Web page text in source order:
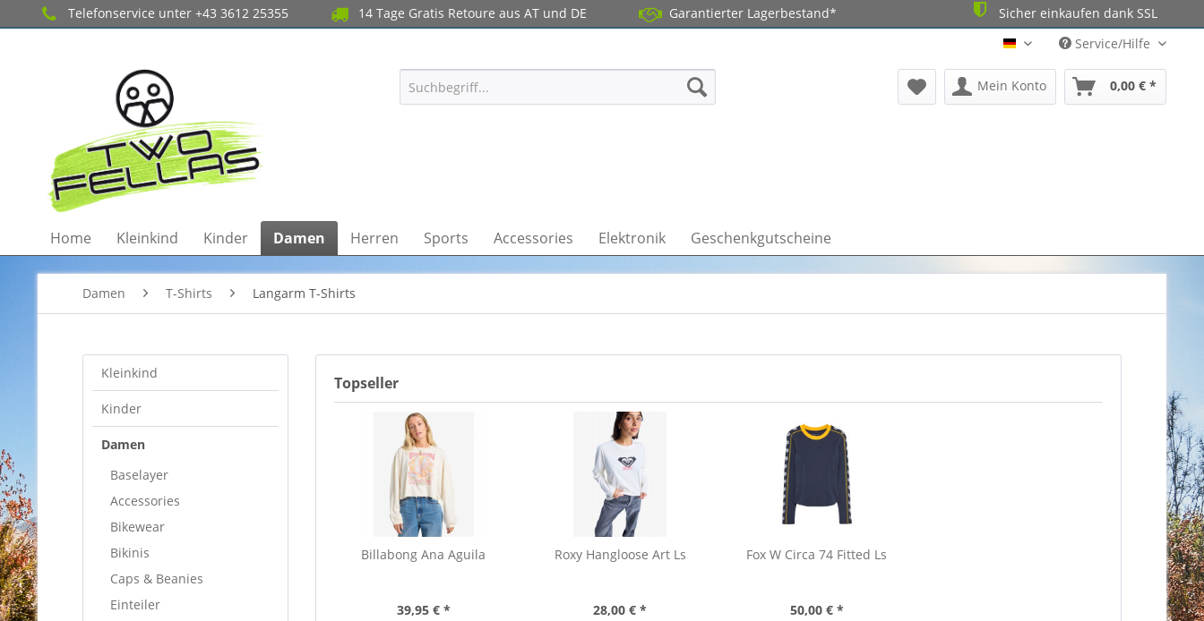
Telefonservice unter +43 3612 25355 14 Tage Gratis Retoure aus AT und DE Garantierter Lagerbestand* Sicher einkaufen dank SSL
DE Service/Hilfe
Mein Konto 0,00 € *
Home Kleinkind Kinder Damen Herren Sports Accessories Elektronik Geschenkgutscheine
Damen T-Shirts Langarm T-Shirts
Kleinkind
Kinder
Damen
Baselayer
Accessories
Bikewear
Bikinis
Caps & Beanies
Einteiler
Topseller
Billabong Ana Aguila
39,95 € *
Roxy Hangloose Art Ls
28,00 € *
Fox W Circa 74 Fitted Ls
50,00 € *